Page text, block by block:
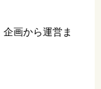
画から運営ま